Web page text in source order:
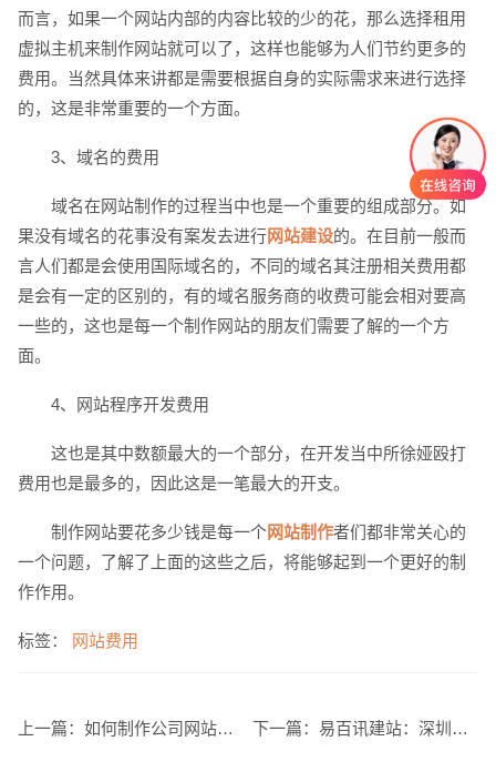
而言，如果一个网站内部的内容比较的少的花，那么选择租用
虚拟主机来制作网站就可以了，这样也能够为人们节约更多的
费用。当然具体来讲都是需要根据自身的实际需求来进行选择
的，这是非常重要的一个方面。
3、域名的费用
域名在网站制作的过程当中也是一个重要的组成部分。如
果没有域名的花事没有案发去进行网站建设的。在目前一般而
言人们都是会使用国际域名的，不同的域名其注册相关费用都
是会有一定的区别的，有的域名服务商的收费可能会相对要高
一些的，这也是每一个制作网站的朋友们需要了解的一个方
面。
4、网站程序开发费用
这也是其中数额最大的一个部分，在开发当中所徐娅殴打
费用也是最多的，因此这是一笔最大的开支。
制作网站要花多少钱是每一个网站制作者们都非常关心的
一个问题，了解了上面的这些之后，将能够起到一个更好的制
作作用。
标签： 网站费用
上一篇： 如何制作公司网站？有哪些技巧？ 下一篇：易百讯建站：深圳建网站流程有哪些
电商及系统平台开发 · 微信小程序开发 · 年度